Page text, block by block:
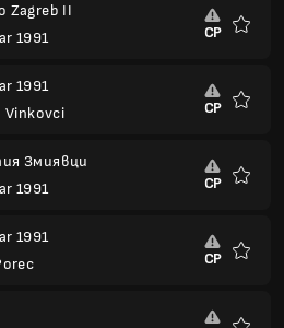
Zagreb II
1991
СР
1991
Vinkovci
СР
Змиявци
1991
СР
1991
СР